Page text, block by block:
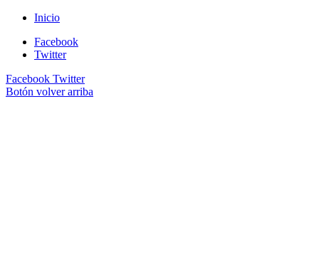
Inicio
Facebook
Twitter
Facebook Twitter
Botón volver arriba